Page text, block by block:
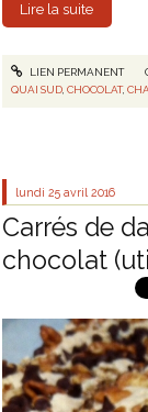
Lire la suite
LIEN PERMANENT
QUAI SUD,CHOCOLAT,
lundi 25 avril 2016
Carrés de
chocolat